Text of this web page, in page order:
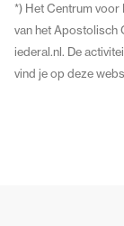
*) Het Centrum voor
van het Apostolisch
iederal.nl. De
vind je op deze